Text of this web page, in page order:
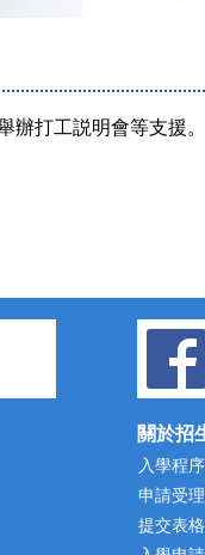
辦打工説明會等支援。
關於招
入學程序
申請受
提交表